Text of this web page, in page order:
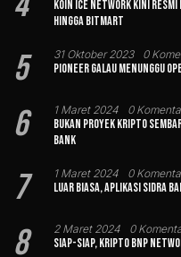
Koin Ice Network Kini
hingga BitMart
5 31 Oktober 2023 0
Pioneer Galau Menunggu
6 1 Maret 2024 0
Bukan Proyek Kripto
Bank
7 1 Maret 2024 0
Luar Biasa, Aplikasi Sidra
8 2 Maret 2024 0
Siap-siap, Kripto BNP